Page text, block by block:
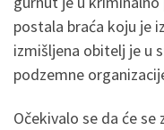
postala braća koju je
izmišljena obitelj je u
podzemne
Očekivalo se da će